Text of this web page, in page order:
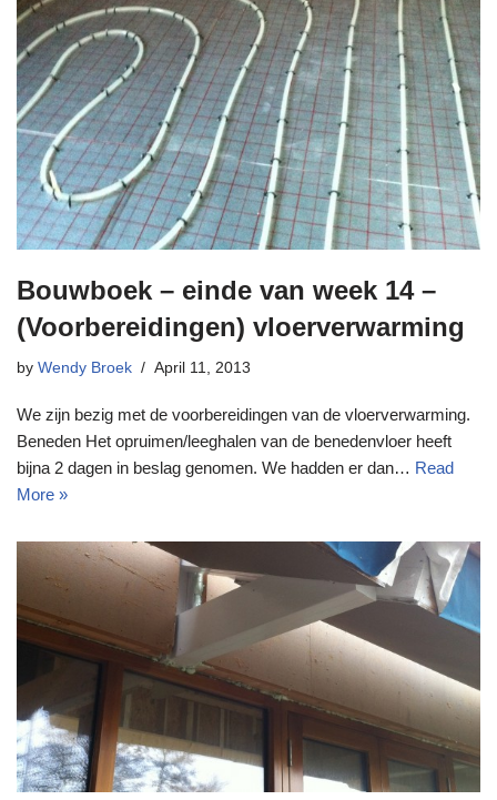
Bouwboek – einde van week 14 –
(Voorbereidingen) vloerverwarming
by Wendy Broek April 11, 2013
We zijn bezig met de voorbereidingen van de vloerverwarming.
Beneden Het opruimen/leeghalen van de benedenvloer heeft
bijna 2 dagen in beslag genomen. We hadden er dan… Read
More »